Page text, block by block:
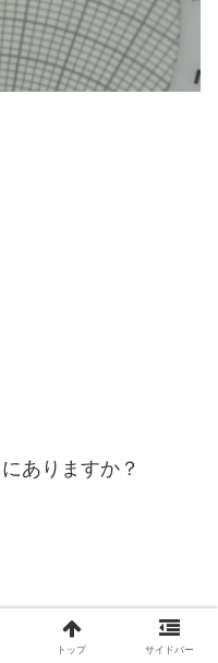
ありますか？
トップ サイドバー